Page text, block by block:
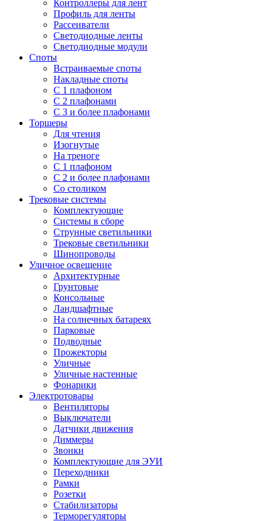
Контроллеры для лент
Профиль для ленты
Рассеиватели
Светодиодные ленты
Светодиодные модули
Споты
Встраиваемые споты
Накладные споты
С 1 плафоном
С 2 плафонами
С 3 и более плафонами
Торшеры
Для чтения
Изогнутые
На треноге
С 1 плафоном
С 2 и более плафонами
Со столиком
Трековые системы
Комплектующие
Системы в сборе
Струнные светильники
Трековые светильники
Шинопроводы
Уличное освещение
Архитектурные
Грунтовые
Консольные
Ландшафтные
На солнечных батареях
Парковые
Подводные
Прожекторы
Уличные
Уличные настенные
Фонарики
Электротовары
Вентиляторы
Выключатели
Датчики движения
Диммеры
Звонки
Комплектующие для ЭУИ
Переходники
Рамки
Розетки
Стабилизаторы
Терморегуляторы